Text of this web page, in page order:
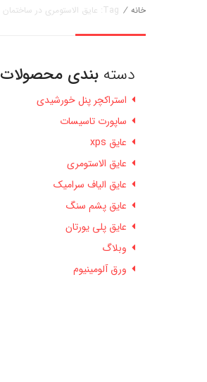
خانه / Tag: عایق الاستومری در ساختمان
دسته بندی محصولات
استراکچر پنل خورشیدی
ساپورت تاسیسات
عایق xps
عایق الاستومری
عایق الیاف سرامیک
عایق پشم سنگ
عایق پلی یورتان
وبلاگ
ورق آلومینیوم